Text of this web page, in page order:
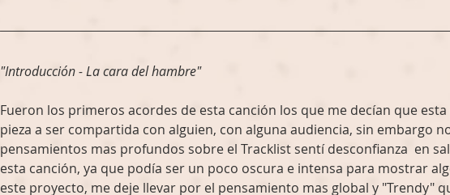
"Introducción - La cara del hambre"
Fueron los primeros acordes de esta canción los que me decían que
pieza a ser compartida con alguien, con alguna audiencia, sin embargo
pensamientos mas profundos sobre el Tracklist sentí desconfianza  en
esta canción, ya que podía ser un poco oscura e intensa para mostrar
este proyecto, me deje llevar por el pensamiento mas global y "Trendy"